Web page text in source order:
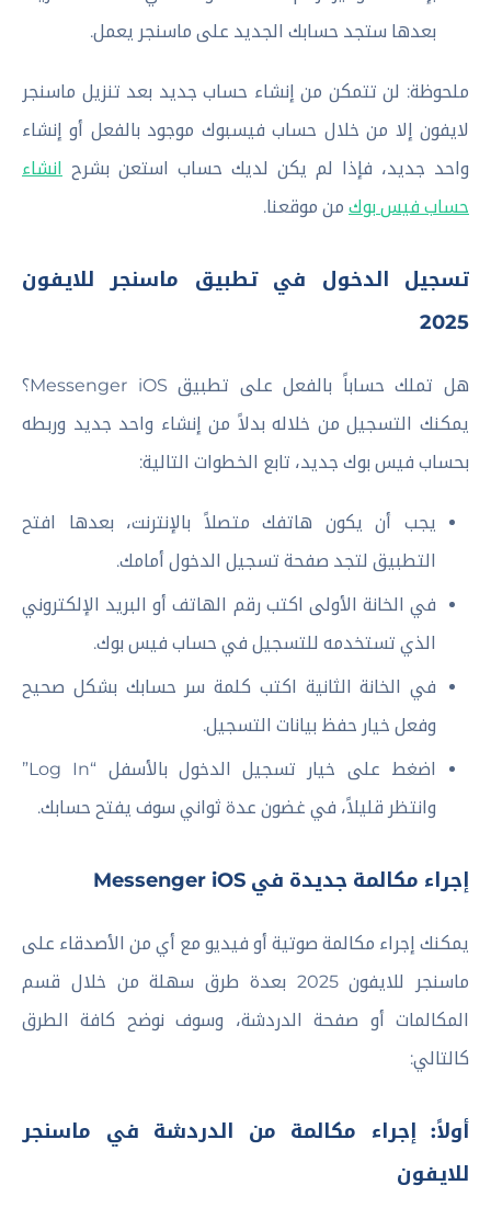
بعدها ستجد حسابك الجديد على ماسنجر يعمل.
ملحوظة: لن تتمكن من إنشاء حساب جديد بعد تنزيل ماسنجر
لايفون إلا من خلال حساب فيسبوك موجود بالفعل أو إنشاء
واحد جديد، فإذا لم يكن لديك حساب استعن بشرح انشاء
حساب فيس بوك من موقعنا.
تسجيل الدخول في تطبيق ماسنجر للايفون
2025
هل تملك حساباً بالفعل على تطبيق Messenger iOS؟
يمكنك التسجيل من خلاله بدلاً من إنشاء واحد جديد وربطه
بحساب فيس بوك جديد، تابع الخطوات التالية:
يجب أن يكون هاتفك متصلاً بالإنترنت، بعدها افتح
التطبيق لتجد صفحة تسجيل الدخول أمامك.
في الخانة الأولى اكتب رقم الهاتف أو البريد الإلكتروني
الذي تستخدمه للتسجيل في حساب فيس بوك.
في الخانة الثانية اكتب كلمة سر حسابك بشكل صحيح
وفعل خيار حفظ بيانات التسجيل.
اضغط على خيار تسجيل الدخول بالأسفل “Log In”
وانتظر قليلاً، في غضون عدة ثواني سوف يفتح حسابك.
إجراء مكالمة جديدة في Messenger iOS
يمكنك إجراء مكالمة صوتية أو فيديو مع أي من الأصدقاء على
ماسنجر للايفون 2025 بعدة طرق سهلة من خلال قسم
المكالمات أو صفحة الدردشة، وسوف نوضح كافة الطرق
كالتالي:
أولاً: إجراء مكالمة من الدردشة في ماسنجر
للايفون